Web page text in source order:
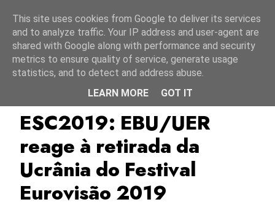
ESC2019 TOP
ESC2019: EBU/UER
reage à retirada da
Ucrânia do Festival
Eurovisão 2019
This site uses cookies from Google to deliver its services
and to analyze traffic. Your IP address and user-agent are
shared with Google along with performance and security
metrics to ensure quality of service, generate usage
statistics, and to detect and address abuse.
LEARN MORE
GOT IT